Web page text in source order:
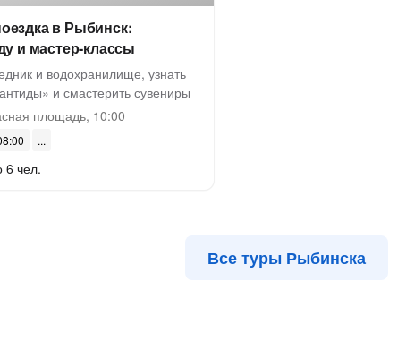
в Рыбинск:
и мастер-классы
и водохранилище, узнать
и смастерить сувениры
площадь, 10:00
6 чел.
Все туры Рыбинска